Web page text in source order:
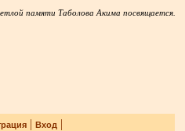
памяти Таболова Акима посвящается.
| Вход |